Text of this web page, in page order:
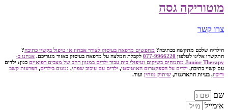
מוטוריקה גסה
צרו קשר
הילד/ה שלכם מתקשה בכתיבה? מחפשים מרפאה בעיסוק לצורך אבחון או טיפול בקשיי כתיבה?
התקשרו אלינו לטלפון 077-9966220 לקבלת המלצה על מרפאה בעיסוק באזור מגוריכם. אנחנו ב-
Junior Therapy מתמחים בשיקום וטיפולי בית עבור ילדים במגוון רחב של מצבים רפואיים
כגון: ילדים
עם קשיי כתיבה, ילדים על הספקטרום האוטיסטי, ילדים עם עיכוב שפתי, גמגום בילדים, הפרעות קשב
וריכוז, בעיות התארגנות, שיתוק מוחין ועוד.
שם
אימייל